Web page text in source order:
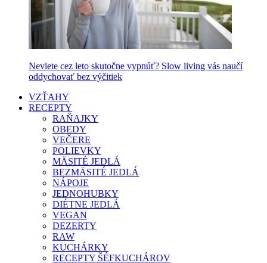
Neviete cez leto skutočne vypnúť? Slow living vás naučí
oddychovať bez výčitiek
VZŤAHY
RECEPTY
RAŇAJKY
OBEDY
VEČERE
POLIEVKY
MÄSITÉ JEDLÁ
BEZMÄSITÉ JEDLÁ
NÁPOJE
JEDNOHUBKY
DIÉTNE JEDLÁ
VEGAN
DEZERTY
RAW
KUCHÁRKY
RECEPTY ŠÉFKUCHÁROV